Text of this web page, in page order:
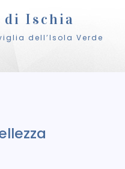
di Ischia
dell’Isola Verde